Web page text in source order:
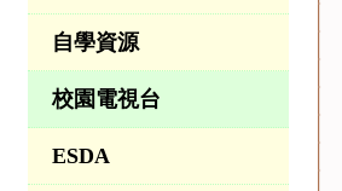
自學資源
校園電視台
ESDA